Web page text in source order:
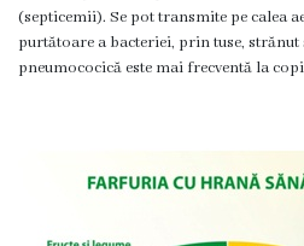
(septicemii). Se pot transmite pe calea
purtătoare a bacteriei, prin tuse,
pneumococică este mai frecventă la